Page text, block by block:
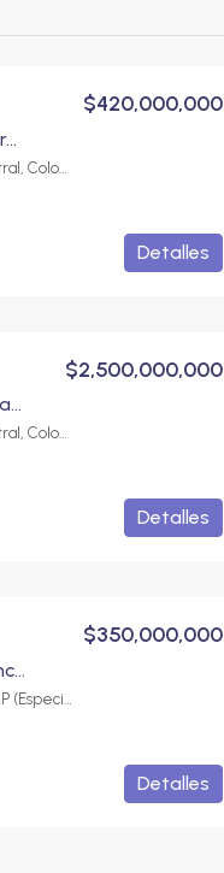
Casa en venta en Conjunto Residencial Balmoral, Fusagasugá | 4 habitaciones y parqueadero
$420,000,000
Detalles
Casa de lujo en venta en Condominio La Toscana | Exclusividad, confort y amplios espacios
$2,500,000,000
Fusagasugá, Sumapaz, Cundinamarca, RAP (Especial) Central, Colombia
Detalles
Casa en venta en Chinauta | Conjunto Residencial La Ceiba
$350,000,000
Detalles